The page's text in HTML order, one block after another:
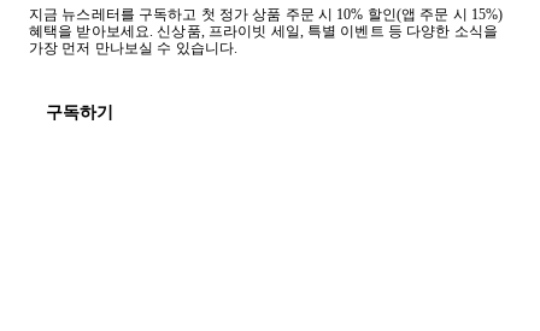
지금 뉴스레터를 구독하고 첫 정가 상품 주문 시 10% 할인(앱 주문 시 15%)
혜택을 받아보세요. 신상품, 프라이빗 세일, 특별 이벤트 등 다양한 소식을
가장 먼저 만나보실 수 있습니다.
구독하기